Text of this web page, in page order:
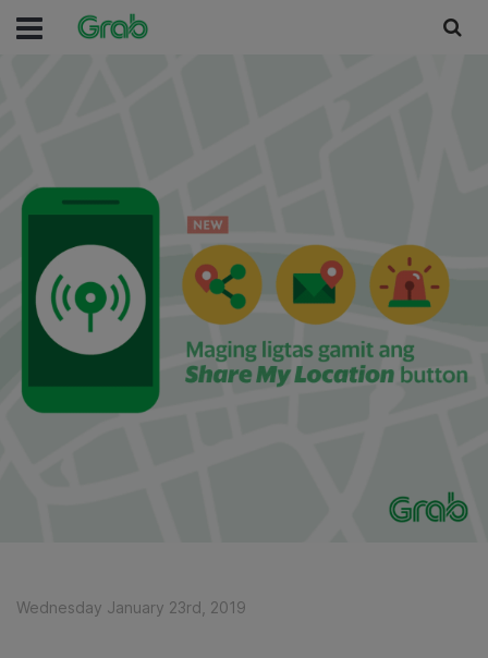
Wednesday January 23rd, 2019